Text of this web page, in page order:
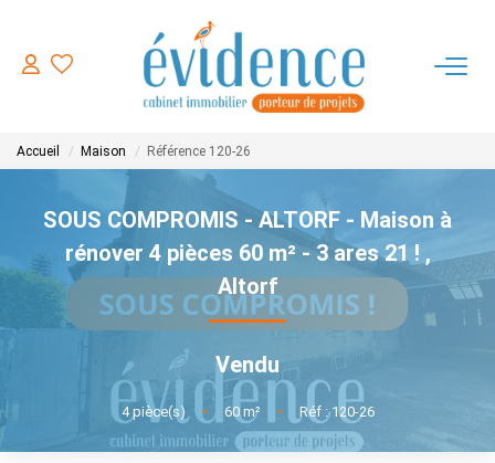
ACHETER
LOUER
ESTIMER
FAIRE GERER
NOTRE AGENCE
CONTACT
Accueil Maison Référence 120-26
SOUS COMPROMIS - ALTORF - Maison à
rénover 4 pièces 60 m² - 3 ares 21 ! ,
Altorf
Vendu
4pièce(s) • 60m² • Réf : 120-26